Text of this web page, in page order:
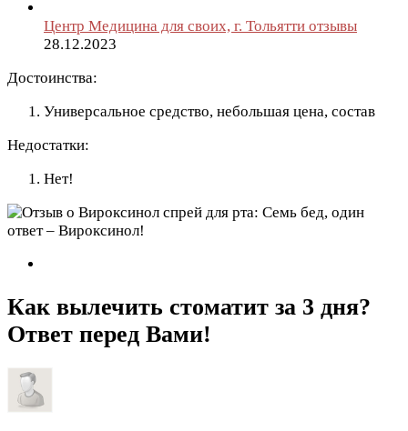
Центр Медицина для своих, г. Тольятти отзывы
28.12.2023
Достоинства:
Универсальное средство, небольшая цена, состав
Недостатки:
Нет!
Как вылечить стоматит за 3 дня?
Ответ перед Вами!